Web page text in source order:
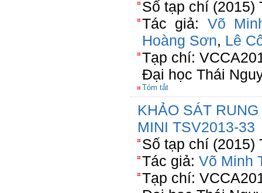
Số tạp chí (2015)
Tác giả: Võ
Hoàng Sơn, Lê
Tạp chí:
Đại học Thái
Tóm tắt
KHẢO SÁT
MINI TSV2013-33
Số tạp chí (2015)
Tác giả: Võ Minh
Tạp chí: